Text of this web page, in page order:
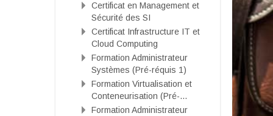
Certificat en Management et
Sécurité des SI
Certificat Infrastructure IT et
Cloud Computing
Formation Administrateur
Systèmes (Pré-réquis 1)
Formation Virtualisation et
Conteneurisation (Pré-...
Formation Administrateur